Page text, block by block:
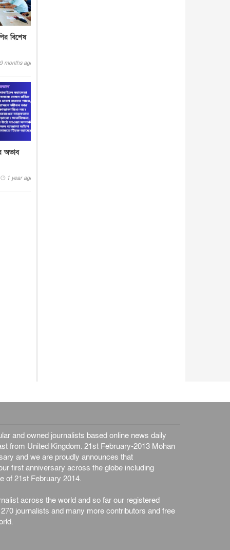
বিশেষ
9 months ago
অভাব
1 year ago
and owned journalists based online news daily
from United Kingdom. 21st February-2013 Mohan
and we are proudly announces that
first anniversary across the globe including
of 21st February 2014.
across the world and so far our registered
journalists and many more contributors and free